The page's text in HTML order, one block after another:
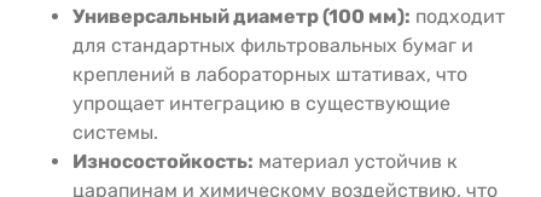
Универсальный диаметр (100 мм): подходит
для стандартных фильтровальных бумаг и
креплений в лабораторных штативах, что
упрощает интеграцию в существующие
системы.
Износостойкость: материал устойчив к
царапинам и химическому воздействию, что